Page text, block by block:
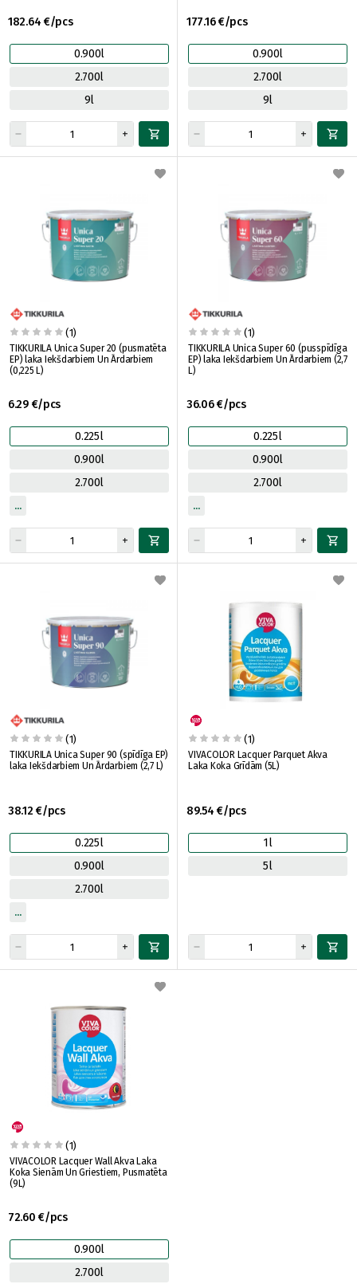
182.64 €/pcs
0.900l
2.700l
9l
177.16 €/pcs
0.900l
2.700l
9l
(1)
TIKKURILA Unica Super 20 (pusmatēta
EP) laka Iekšdarbiem Un Ārdarbiem
(0,225 L)
6.29 €/pcs
0.225l
0.900l
2.700l
(1)
TIKKURILA Unica Super 60 (pusspīdīga
EP) laka Iekšdarbiem Un Ārdarbiem (2,7
L)
36.06 €/pcs
0.225l
0.900l
2.700l
(1)
TIKKURILA Unica Super 90 (spīdīga EP)
laka Iekšdarbiem Un Ārdarbiem (2,7 L)
38.12 €/pcs
0.225l
0.900l
2.700l
(1)
VIVACOLOR Lacquer Parquet Akva
Laka Koka Grīdām (5L)
89.54 €/pcs
1l
5l
(1)
VIVACOLOR Lacquer Wall Akva Laka
Koka Sienām Un Griestiem, Pusmatēta
(9L)
72.60 €/pcs
0.900l
2.700l